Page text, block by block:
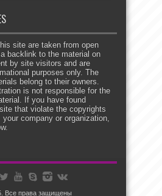
site are taken from open
backlink to the material on
by site visitors and are
purposes only. The
belong to their owners.
is not responsible for the
If you have found
that violate the copyrights
your company or organization,
Все права защищены